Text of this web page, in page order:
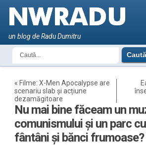
un blog de Radu Dumitru
« Filme: X-Men Apocalypse are
scenariu slab și acțiune
dezamăgitoare
Nu mai bine făceam un
comunismului și un parc
fântâni și bănci frumoase?